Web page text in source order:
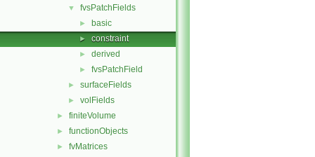
▼ fvsPatchFields
► basic
► constraint
► derived
► fvsPatchField
► surfaceFields
► volFields
► finiteVolume
► functionObjects
► fvMatrices